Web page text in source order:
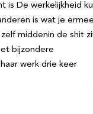
is De werkelijkheid
is wat je ermee
middenin de shit
bijzondere
werk drie keer